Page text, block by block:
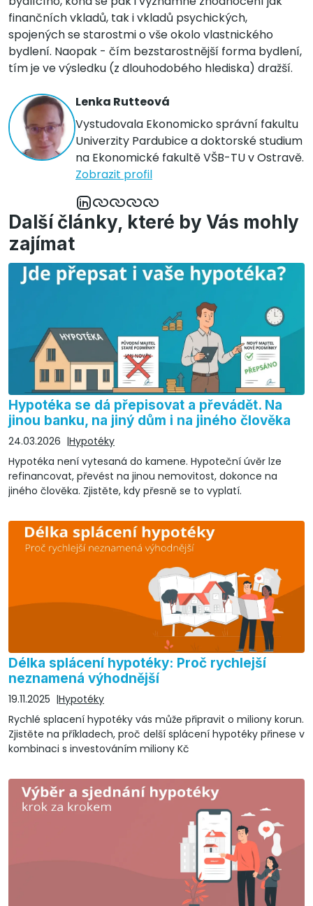
finančních vkladů, tak i vkladů psychických,
spojených se starostmi o vše okolo vlastnického
bydlení. Naopak - čím bezstarostnější forma bydlení,
tím je ve výsledku (z dlouhodobého hlediska) dražší.
Lenka Rutteová
Vystudovala Ekonomicko správní fakultu
Univerzity Pardubice a doktorské studium
na Ekonomické fakultě VŠB-TU v Ostravě.
Zobrazit profil
Další články, které by Vás mohly
zajímat
Hypotéka se dá přepisovat a převádět. Na
jinou banku, na jiný dům i na jiného člověka
24.03.2026
Hypotéky
Hypotéka není vytesaná do kamene. Hypoteční úvěr lze
refinancovat, převést na jinou nemovitost, dokonce na
jiného člověka. Zjistěte, kdy přesně se to vyplatí.
Délka splácení hypotéky: Proč rychlejší
neznamená výhodnější
19.11.2025
Hypotéky
Rychlé splacení hypotéky vás může připravit o miliony korun.
Zjistěte na příkladech, proč delší splácení hypotéky přinese v
kombinaci s investováním miliony Kč